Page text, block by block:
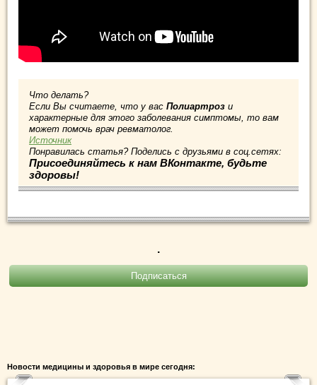
Что делать?
Если Вы считаете, что у вас Полиартроз и
характерные для этого заболевания симптомы, то вам
может помочь врач ревматолог.
Источник
Понравилась статья? Поделись с друзьями в соц.сетях:
Присоединяйтесь к нам ВКонтакте, будьте
здоровы!
.
Новости медицины и здоровья в мире сегодня: